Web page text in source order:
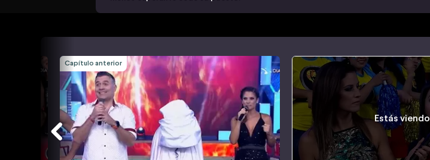
Capítulo anterior
Estás viendo